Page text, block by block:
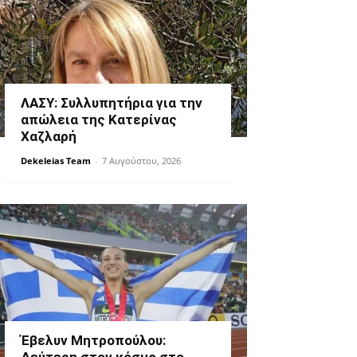
ΛΑΣΥ: Συλλυπητήρια για την
απώλεια της Κατερίνας
Χαζλαρή
Dekeleias Team - 7 Αυγούστου, 2026
Έβελυν Μητροπούλου: